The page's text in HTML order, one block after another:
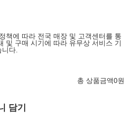
책에 따라 전국 매장 및 고객센터를 통
및 구매 시기에 따라 유무상 서비스 기
다.
총 상품금액0원
담기